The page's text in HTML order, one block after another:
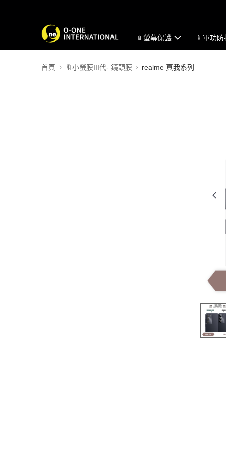
📱螢幕保護 📱軍功
首頁 🔖小螢膜III代- 鏡頭膜 realme 真我系列